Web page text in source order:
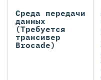
Среда передачи
данных
(Требуется
трансивер
Brocade)